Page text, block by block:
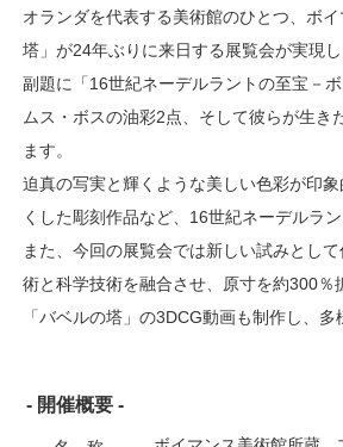
オランダを代表する美術館のひとつ、ボ
塔」が24年ぶりに来日する展覧会が実現し
副題に「16世紀ネーデルラントの至宝－
ムス・ボスの油彩2点、そして彼らが生
ます。
迫真の写実と輝くような美しい色彩が印
くした彫刻作品など、16世紀ネーデルラ
また、今回の展覧会では新しい試みとし
術と科学技術を融合させ、原寸を約300
「バベルの塔」の3DCG動画も制作し、
- 開催概要 -